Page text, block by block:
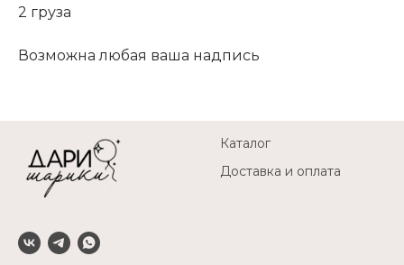
2 груза
Возможна любая ваша надпись
Каталог
Доставка и оплата